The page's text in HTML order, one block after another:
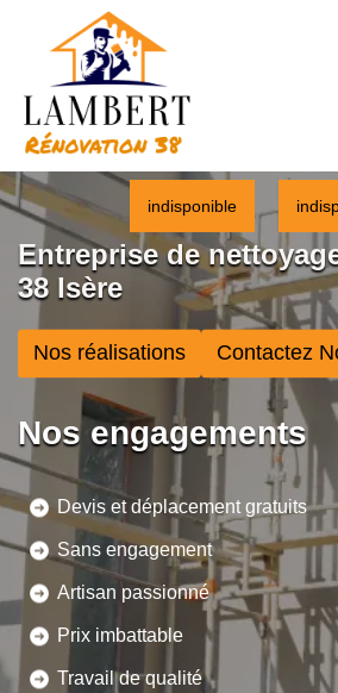
indisponible
Entreprise de
38 Isère
Nos réalisations Contactez
Nos engagements
Devis et déplacement gratuits
Sans engagement
Artisan passionné
Prix imbattable
Travail de qualité